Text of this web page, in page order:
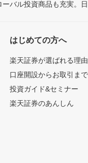
バル投資商品も充実。
はじめての方へ
楽天証券が選ばれる理由
口座開設からお取引ま
投資ガイド&セミナー
楽天証券のあんしん